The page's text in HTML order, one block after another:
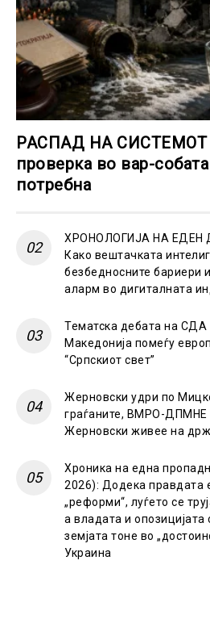
РАСПАД НА СИСТЕМОТ
проверка во вар-
потребна
ХРОНОЛОГИЈА НА ЕДЕН
Како вештачката
безбедносните бариери
аларм во дигиталната
Тематска дебата на СДА
Македонија помеѓу
“Српскиот свет”
Жерновски удри по
граѓаните, ВМРО-ДПМНЕ
Жерновски живее на
Хроника на една
2026): Додека правдата
„реформи“, луѓето се
а владата и опозицијата
земјата тоне во
Украина